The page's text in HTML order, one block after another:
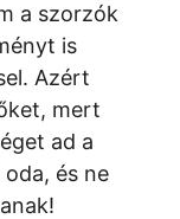
a szorzók
is
Azért
mert
ad a
és ne